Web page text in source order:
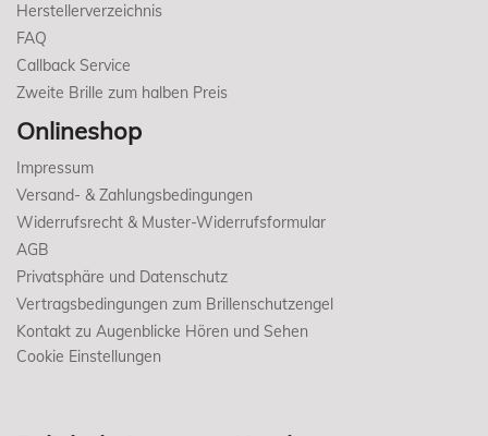
Herstellerverzeichnis
FAQ
Callback Service
Zweite Brille zum halben Preis
Onlineshop
Impressum
Versand- & Zahlungsbedingungen
Widerrufsrecht & Muster-Widerrufsformular
AGB
Privatsphäre und Datenschutz
Vertragsbedingungen zum Brillenschutzengel
Kontakt zu Augenblicke Hören und Sehen
Cookie Einstellungen